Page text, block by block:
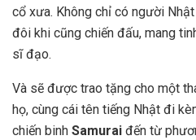
cổ xưa. Không chỉ có người
đôi khi cũng chiến đấu, mang
sĩ đạo.
Và sẽ được trao tặng cho một
họ, cùng cái tên tiếng Nhật đi
chiến binh Samurai đến từ